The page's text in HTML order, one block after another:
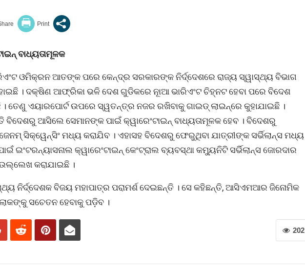
ବାଧ୍ୟତାମୂଳକ
ଓମିକ୍ରନ ଆତଙ୍କ ପରେ କେନ୍ଦ୍ର ସରକାରଙ୍କ ନିର୍ଦ୍ଦେଶରେ ରାଜ୍ୟ ସ୍ୱାସ୍ଥ୍ୟ ବିଭାଗ
। ଦକ୍ଷିଣ ଆଫ୍ରିକା ଭଳି ଦେଶ ଗୁଡିକରେ ନୂାଆ ଭାରିଏଂଟ ଚିହ୍ନଟ ହେବା ପରେ ବିଦେଶ
ତେଣୁ ଏୟାରପୋର୍ଟ ଉପରେ ସ୍ୱତନ୍ତ୍ର ନଜର ରଖିବାକୁ ଗାଇଡ୍ ଲାଇନ୍ରେ କୁହାଯାଇଛି ।
ଆସିଲେ ସେମାନଙ୍କ ପାଇଁ କ୍ୱାରେଂଟାଇନ୍ ବାଧ୍ୟତାମୂଳକ ହେବ । ବିଦେଶରୁ
ସିକ୍ୱେନ୍ସିଂ ମଧ୍ୟ କରାଯିବ । ଏହାସହ ବିଦେଶରୁ ଫେରୁଥିବା ଯାତ୍ରୀଙ୍କ ସର୍ଭିଲାନ୍ସ ମଧ୍ୟ
ଇଂଟରନ୍ୟାସନାଲ କ୍ୱାରେଂଟାଇନ୍ କେଂଟ୍ରାଲ ବ୍ୟବସ୍ଥା କମ୍ୟୁନିଟି ସର୍ଭିଲାନ୍ସ ଜୋରଦାର
କରାଯାଇଛି ।
ନିର୍ଦ୍ଦେଶକ ବିଜୟ ମହାପାତ୍ର ପରାମର୍ଶ ଦେଇଛନ୍ତି । ସେ କହିଛନ୍ତି, ଆସିଏମଆର ଜିନୋମିକ
ସଚେତନ ହେବାକୁ ପଡ଼ିବ ।
202